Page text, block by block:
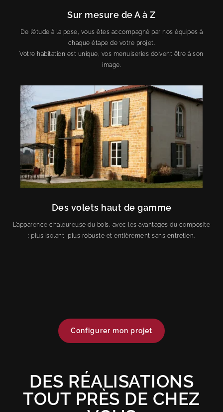
Sur mesure de A à Z
De l’étude à la pose, vous êtes accompagné par nos équipes à
chaque étape de votre projet.
Votre habitation est unique, vos menuiseries doivent être à son
image.
Des volets haut de gamme
L’apparence chaleureuse du bois, avec les avantages du composite
: plus isolant, plus robuste et entièrement sans entretien.
Configurer mon projet
DES RÉALISATIONS
TOUT PRÈS DE CHEZ